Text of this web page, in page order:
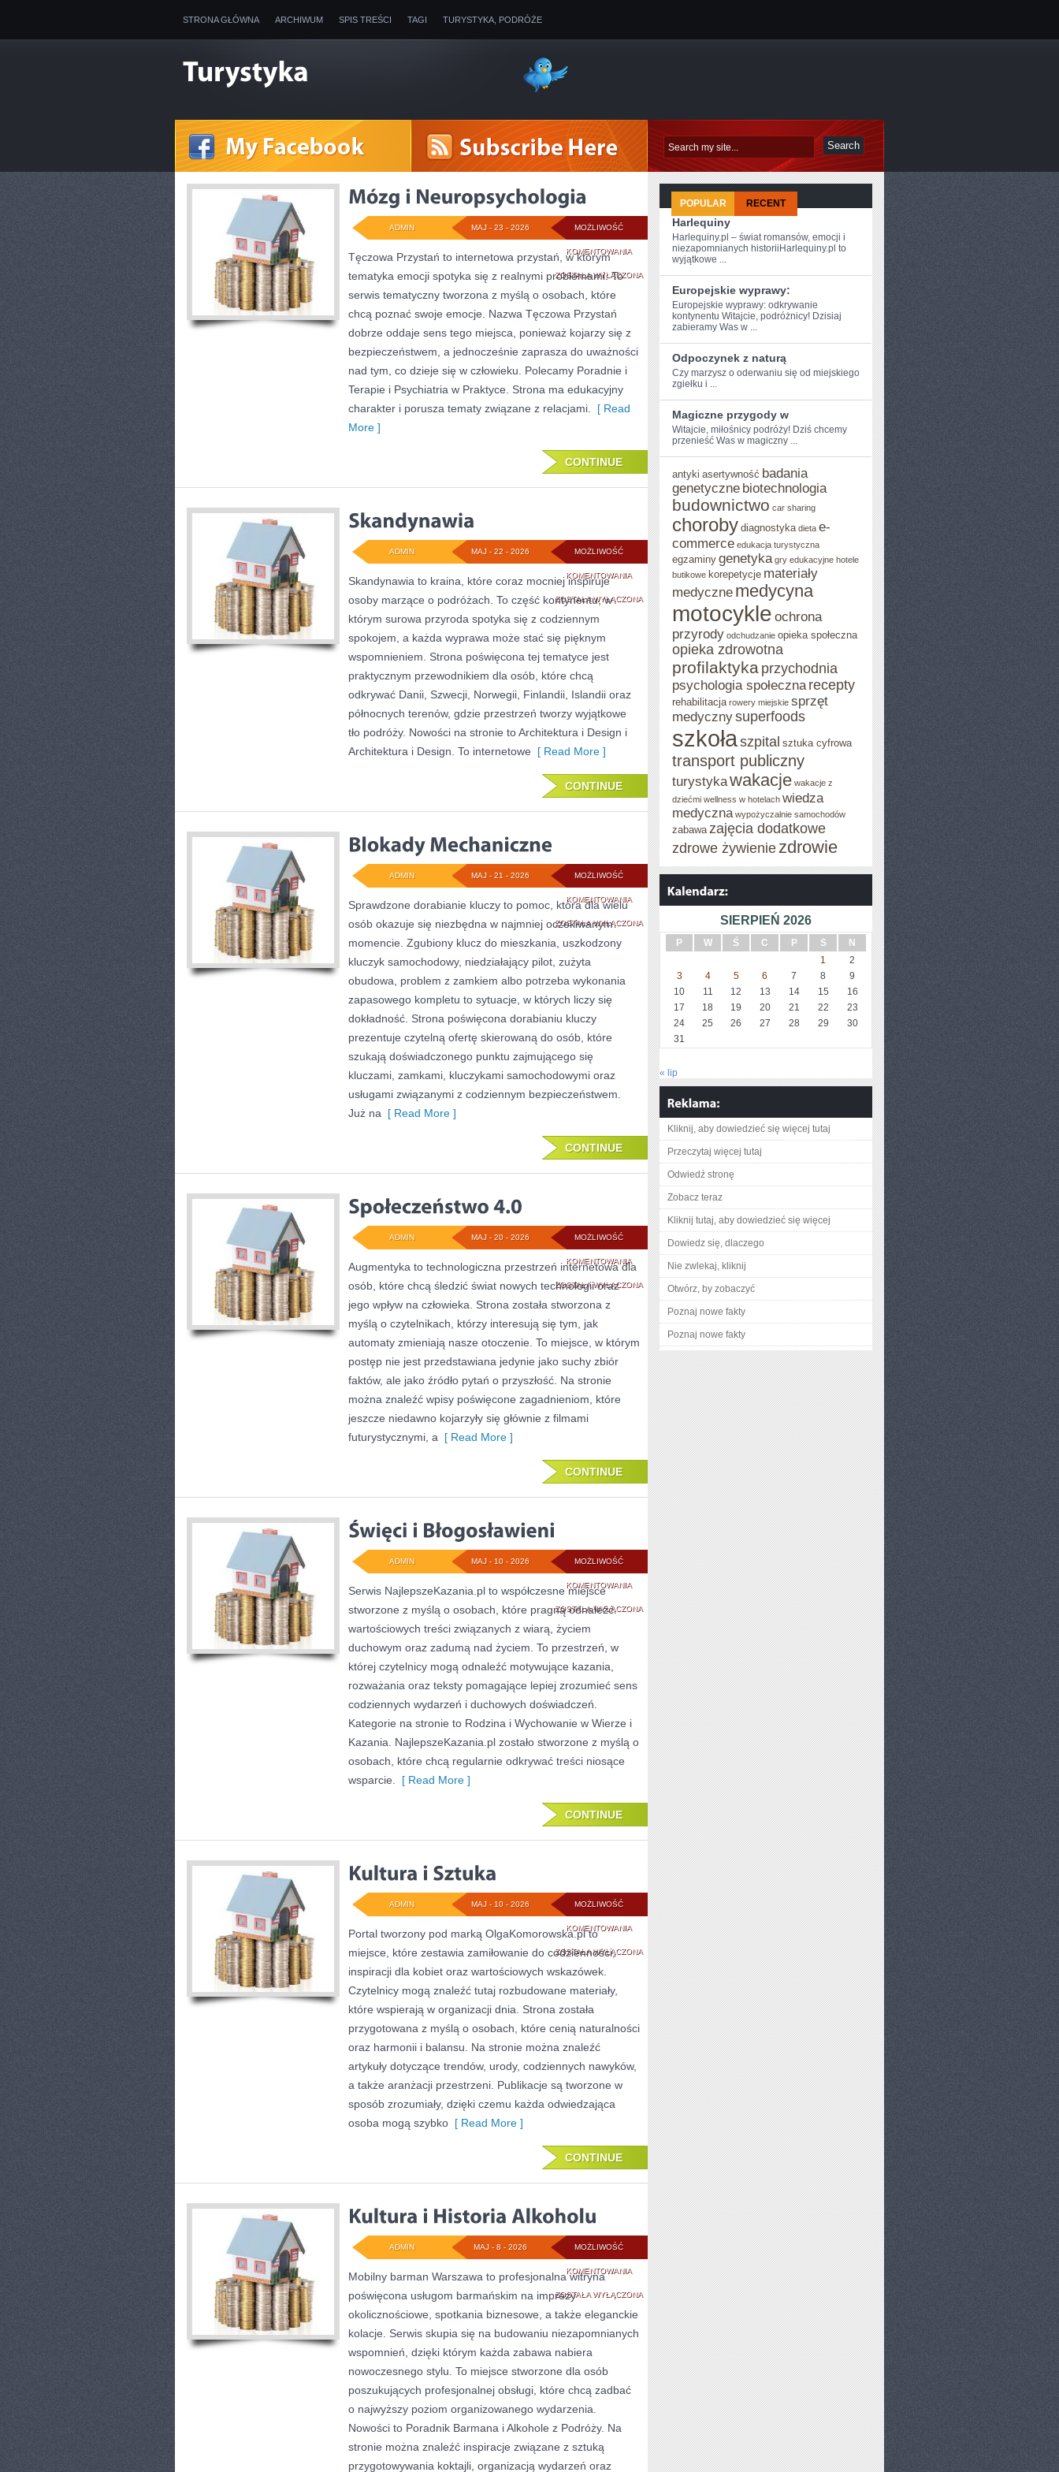
STRONA GŁÓWNA ARCHIWUM SPIS TREŚCI TAGI TURYSTYKA, PODRÓŻE
MOŻLIWOŚĆ
KOMENTOWANIAMÓZG
I
NEUROPSYCHOLOGIA
ZOSTAŁA WYŁĄCZONA
MAJ - 23 - 2026
ADMIN
Tęczowa Przystań to internetowa przystań, w którym
tematyka emocji spotyka się z realnymi problemami. To
serwis tematyczny tworzona z myślą o osobach, które
chcą poznać swoje emocje. Nazwa Tęczowa Przystań
dobrze oddaje sens tego miejsca, ponieważ kojarzy się z
bezpieczeństwem, a jednocześnie zaprasza do uważności
nad tym, co dzieje się w człowieku. Polecamy Poradnie i
Terapie i Psychiatria w Praktyce. Strona ma edukacyjny
charakter i porusza tematy związane z relacjami.
[ Read
More ]
CONTINUE
MOŻLIWOŚĆ
KOMENTOWANIASKANDYNAWIA
ZOSTAŁA WYŁĄCZONA
MAJ - 22 - 2026
ADMIN
Skandynawia to kraina, które coraz mocniej inspiruje
osoby marzące o podróżach. To część kontynentu, w
którym surowa przyroda spotyka się z codziennym
spokojem, a każda wyprawa może stać się pięknym
wspomnieniem. Strona poświęcona tej tematyce jest
praktycznym przewodnikiem dla osób, które chcą
odkrywać Danii, Szwecji, Norwegii, Finlandii, Islandii oraz
północnych terenów, gdzie przestrzeń tworzy wyjątkowe
tło podróży. Nowości na stronie to Architektura i Design i
Architektura i Design. To internetowe [ Read More ]
CONTINUE
MOŻLIWOŚĆ
KOMENTOWANIABLOKADY
MECHANICZNE
ZOSTAŁA WYŁĄCZONA
MAJ - 21 - 2026
ADMIN
Sprawdzone dorabianie kluczy to pomoc, która dla wielu
osób okazuje się niezbędna w najmniej oczekiwanym
momencie. Zgubiony klucz do mieszkania, uszkodzony
kluczyk samochodowy, niedziałający pilot, zużyta
obudowa, problem z zamkiem albo potrzeba wykonania
zapasowego kompletu to sytuacje, w których liczy się
dokładność. Strona poświęcona dorabianiu kluczy
prezentuje czytelną ofertę skierowaną do osób, które
szukają doświadczonego punktu zajmującego się
kluczami, zamkami, kluczykami samochodowymi oraz
usługami związanymi z codziennym bezpieczeństwem.
Już na [ Read More ]
CONTINUE
MOŻLIWOŚĆ
KOMENTOWANIASPOŁECZEŃSTWO
4.0
ZOSTAŁA WYŁĄCZONA
MAJ - 20 - 2026
ADMIN
Augmentyka to technologiczna przestrzeń internetowa dla
osób, które chcą śledzić świat nowych technologii oraz
jego wpływ na człowieka. Strona została stworzona z
myślą o czytelnikach, którzy interesują się tym, jak
automaty zmieniają nasze otoczenie. To miejsce, w którym
postęp nie jest przedstawiana jedynie jako suchy zbiór
faktów, ale jako źródło pytań o przyszłość. Na stronie
można znaleźć wpisy poświęcone zagadnieniom, które
jeszcze niedawno kojarzyły się głównie z filmami
futurystycznymi, a [ Read More ]
CONTINUE
MOŻLIWOŚĆ
KOMENTOWANIAŚWIĘCI
I
BŁOGOSŁAWIENI
ZOSTAŁA WYŁĄCZONA
MAJ - 10 - 2026
ADMIN
Serwis NajlepszeKazania.pl to współczesne miejsce
stworzone z myślą o osobach, które pragną odnaleźć
wartościowych treści związanych z wiarą, życiem
duchowym oraz zadumą nad życiem. To przestrzeń, w
której czytelnicy mogą odnaleźć motywujące kazania,
rozważania oraz teksty pomagające lepiej zrozumieć sens
codziennych wydarzeń i duchowych doświadczeń.
Kategorie na stronie to Rodzina i Wychowanie w Wierze i
Kazania. NajlepszeKazania.pl zostało stworzone z myślą o
osobach, które chcą regularnie odkrywać treści niosące
wsparcie.
[ Read More ]
CONTINUE
MOŻLIWOŚĆ
KOMENTOWANIAKULTURA
I
SZTUKA
ZOSTAŁA WYŁĄCZONA
MAJ - 10 - 2026
ADMIN
Portal tworzony pod marką OlgaKomorowska.pl to
miejsce, które zestawia zamiłowanie do codzienności,
inspiracji dla kobiet oraz wartościowych wskazówek.
Czytelnicy mogą znaleźć tutaj rozbudowane materiały,
które wspierają w organizacji dnia. Strona została
przygotowana z myślą o osobach, które cenią naturalności
oraz harmonii i balansu. Na stronie można znaleźć
artykuły dotyczące trendów, urody, codziennych nawyków,
a także aranżacji przestrzeni. Publikacje są tworzone w
sposób zrozumiały, dzięki czemu każda odwiedzająca
osoba mogą szybko [ Read More ]
CONTINUE
MOŻLIWOŚĆ
KOMENTOWANIAKULTURA
I
HISTORIA
ALKOHOLU
ZOSTAŁA WYŁĄCZONA
MAJ - 8 - 2026
ADMIN
Mobilny barman Warszawa to profesjonalna witryna
poświęcona usługom barmańskim na imprezy
okolicznościowe, spotkania biznesowe, a także eleganckie
kolacje. Serwis skupia się na budowaniu niezapomnianych
wspomnień, dzięki którym każda zabawa nabiera
nowoczesnego stylu. To miejsce stworzone dla osób
poszukujących profesjonalnej obsługi, które chcą zadbać
o najwyższy poziom organizowanego wydarzenia.
Nowości to Poradnik Barmana i Alkohole z Podróży. Na
stronie można znaleźć inspiracje związane z sztuką
przygotowywania koktajli, organizacją wydarzeń oraz
POPULAR RECENT
Harlequiny
Harlequiny.pl – świat romansów, emocji i
niezapomnianych historiiHarlequiny.pl to
wyjątkowe ...
Europejskie wyprawy:
Europejskie wyprawy: ⁣odkrywanie
kontynentu Witajcie, podróżnicy! Dzisiaj
zabieramy Was w ...
Odpoczynek z naturą
Czy marzysz o oderwaniu ​się od miejskiego
zgiełku i ...
Magiczne przygody w
Witajcie, miłośnicy ​podróży! Dziś chcemy⁢
przenieść Was w magiczny ...
antyki asertywność badania
genetyczne biotechnologia
budownictwo car sharing
choroby diagnostyka dieta e-
commerce edukacja turystyczna
egzaminy genetyka gry edukacyjne hotele
butikowe korepetycje materiały
medyczne medycyna
motocykle ochrona
przyrody odchudzanie opieka społeczna
opieka zdrowotna
profilaktyka przychodnia
psychologia społeczna recepty
rehabilitacja rowery miejskie sprzęt
medycznysuperfoods
szkołaszpital sztuka cyfrowa
transport publiczny
turystykawakacje wakacje z
dziećmi wellness w hotelach wiedza
medyczna wypożyczalnie samochodów
zabawa zajęcia dodatkowe
zdrowe żywienie zdrowie
SIERPIEŃ 2026
P W Ś C P S
N
1
2
3
4 5 6 7 8
9
10
11 12 13 14 15
16
17
18 19 20 21 22
23
24
25 26 27 28 29
30
31
« lip
Kliknij, aby dowiedzieć się więcej tutaj
Przeczytaj więcej tutaj
Odwiedź stronę
Zobacz teraz
Kliknij tutaj, aby dowiedzieć się więcej
Dowiedz się, dlaczego
Nie zwlekaj, kliknij
Otwórz, by zobaczyć
Poznaj nowe fakty
Poznaj nowe fakty